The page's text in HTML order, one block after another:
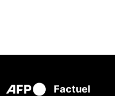
Factuel